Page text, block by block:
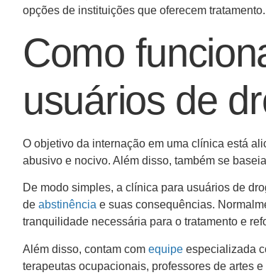
opções de instituições que oferecem
Como
usuários de
O objetivo da internação em uma clínica está
abusivo e nocivo. Além disso, também se
De modo simples, a clínica para usuários de
de abstinência e suas consequências.
tranquilidade necessária para o tratamento e
Além disso, contam com equipe especializada
terapeutas ocupacionais, professores de artes e